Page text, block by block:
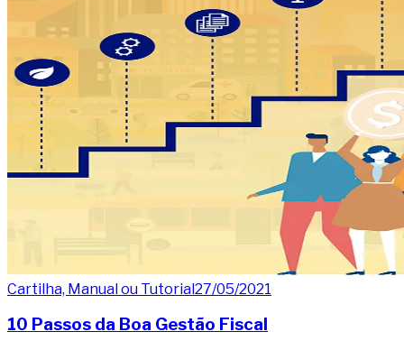
Cartilha, Manual ou Tutorial27/05/2021
10 Passos da Boa Gestão Fiscal